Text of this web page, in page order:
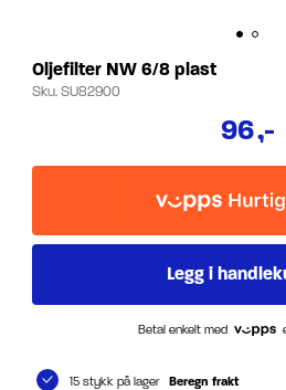
Oljefilter NW 6/8 plast
Sku.SU82900
96,-
Betal enkelt med
15 stykk på lager Beregn frakt